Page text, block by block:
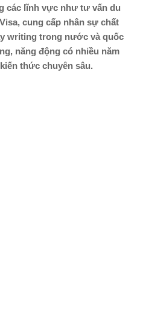
các lĩnh vực như tư vấn du
cung cấp nhân sự chất
writing trong nước và quốc
năng động có nhiều năm
thức chuyên sâu.